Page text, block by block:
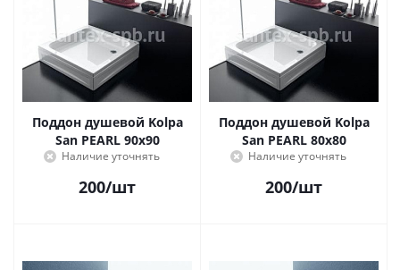
Поддон душевой Kolpa
San PEARL 90х90
Наличие уточнять
200/шт
Поддон душевой Kolpa
San PEARL 80х80
Наличие уточнять
200/шт